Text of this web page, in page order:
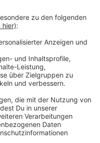
können uns zur
Schneefall.
die seltsame Wörter
das
oder ihren Kopf
in eben diesem
scharfer
ausgeflippt,
gemeint.